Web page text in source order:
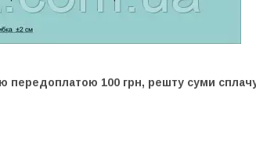
передоплатою 100 грн, решту суми